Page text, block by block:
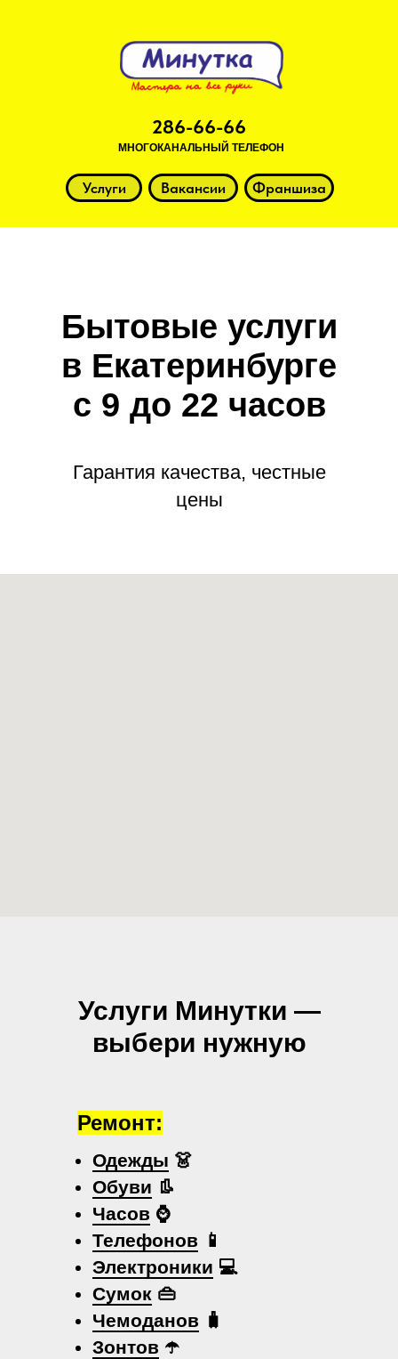
286-66-66
МНОГОКАНАЛЬНЫЙ ТЕЛЕФОН
Услуги Вакансии Франшиза
Бытовые услуги
в Екатеринбурге
с 9 до 22 часов
Гарантия качества, честные
цены
Услуги Минутки —
выбери нужную
Одежды 👗
Обуви 👢
Часов ⌚
Телефонов 📱
Электроники 💻
Сумок 👜
Чемоданов 🧳
Зонтов ☂️
Ремонт: